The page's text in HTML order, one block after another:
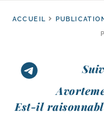
ACCUEIL
Est-​il